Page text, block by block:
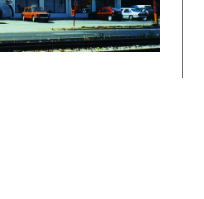
512 s., tu s. 120,
Vladimír Karfík